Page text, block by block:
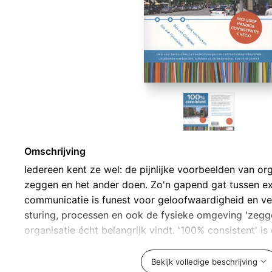
Omschrijving
Iedereen kent ze wel: de pijnlijke voorbeelden van
zeggen en het ander doen. Zo'n gapend gat tussen
communicatie is funest voor geloofwaardigheid en
sturing, processen en ook de fysieke omgeving
organisatie écht belangrijk vindt. '100% consistent' is
Het maakt impliciete communicatie expliciet en helpt
Bekijk volledige beschrijving